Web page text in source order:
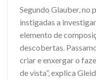
Segundo Glauber, no
instigadas a
elemento de
descobertas.
criar e enxergar o
de vista”, explica